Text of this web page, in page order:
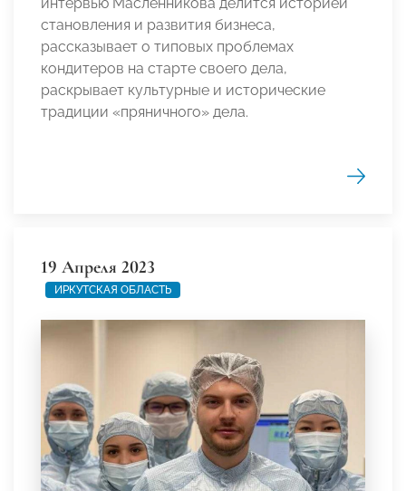
становления и развития бизнеса,
рассказывает о типовых проблемах
кондитеров на старте своего дела,
раскрывает культурные и исторические
традиции «пряничного» дела.
19 Апреля 2023
ИРКУТСКАЯ ОБЛАСТЬ